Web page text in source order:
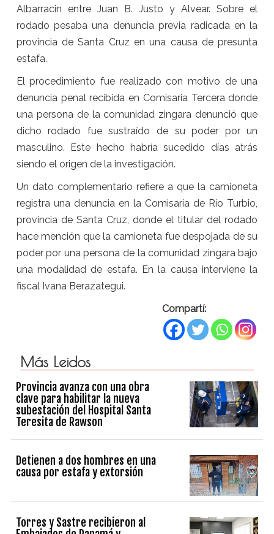
Albarracin entre Juan B. Justo y Alvear. Sobre el
rodado pesaba una denuncia previa radicada en la
provincia de Santa Cruz en una causa de presunta
estafa.
El procedimiento fue realizado con motivo de una
denuncia penal recibida en Comisaria Tercera donde
una persona de la comunidad zingara denunció que
dicho rodado fue sustraído de su poder por un
masculino. Este hecho habría sucedido días atrás
siendo el origen de la investigación.
Un dato complementario refiere a que la camioneta
registra una denuncia en la Comisaría de Río Turbio,
provincia de Santa Cruz, donde el titular del rodado
hace mención que la camioneta fue despojada de su
poder por una persona de la comunidad zingara bajo
una modalidad de estafa. En la causa interviene la
fiscal Ivana Berazategui.
Compartí:
Más Leidos
Provincia avanza con una obra
clave para habilitar la nueva
subestación del Hospital Santa
Teresita de Rawson
Detienen a dos hombres en una
causa por estafa y extorsión
Torres y Sastre recibieron al